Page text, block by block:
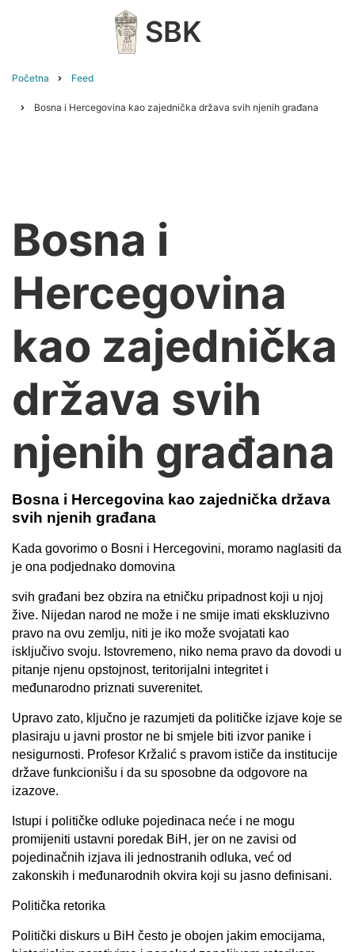
SBK
Početna Feed
Bosna i Hercegovina kao zajednička država svih njenih građana
Bosna i
Hercegovina
kao zajednička
država svih
njenih građana
Bosna i Hercegovina kao zajednička država
svih njenih građana
Kada govorimo o Bosni i Hercegovini, moramo naglasiti da
je ona podjednako domovina
svih građani bez obzira na etničku pripadnost koji u njoj
žive. Nijedan narod ne može i ne smije imati ekskluzivno
pravo na ovu zemlju, niti je iko može svojatati kao
isključivo svoju. Istovremeno, niko nema pravo da dovodi u
pitanje njenu opstojnost, teritorijalni integritet i
međunarodno priznati suverenitet.
Upravo zato, ključno je razumjeti da političke izjave koje se
plasiraju u javni prostor ne bi smjele biti izvor panike i
nesigurnosti. Profesor Kržalić s pravom ističe da institucije
države funkcionišu i da su sposobne da odgovore na
izazove.
Istupi i političke odluke pojedinaca neće i ne mogu
promijeniti ustavni poredak BiH, jer on ne zavisi od
pojedinačnih izjava ili jednostranih odluka, već od
zakonskih i međunarodnih okvira koji su jasno definisani.
Politička retorika
Politički diskurs u BiH često je obojen jakim emocijama,